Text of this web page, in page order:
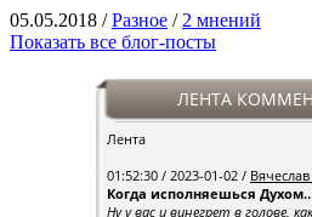
05.05.2018 /Разное / 2 мнений
Показать все блог-посты
ЛЕНТА
Лента
01:52:30 / 2023-01-02 /
Когда исполняешься
Ну у вас и винегрет в голове,